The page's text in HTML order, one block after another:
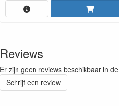
Reviews
Er zijn geen reviews beschikbaar in
Schrijf een review